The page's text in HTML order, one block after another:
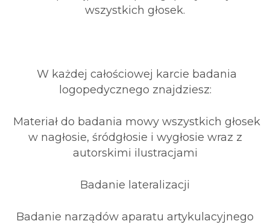
wszystkich głosek.
W każdej całościowej karcie badania
logopedycznego znajdziesz:
Materiał do badania mowy wszystkich głosek
w nagłosie, śródgłosie i wygłosie wraz z
autorskimi ilustracjami
Badanie lateralizacji
Badanie narządów aparatu artykulacyjnego